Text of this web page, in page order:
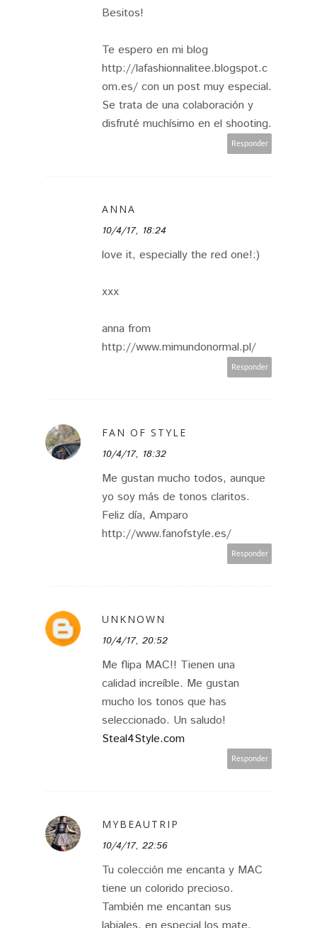
Besitos!
Te espero en mi blog
http://lafashionnalitee.blogspot.c
om.es/ con un post muy especial.
Se trata de una colaboración y
disfruté muchísimo en el shooting.
Responder
ANNA
10/4/17, 18:24
love it, especially the red one!:)
xxx
anna from
http://www.mimundonormal.pl/
Responder
FAN OF STYLE
10/4/17, 18:32
Me gustan mucho todos, aunque
yo soy más de tonos claritos.
Feliz día, Amparo
http://www.fanofstyle.es/
Responder
UNKNOWN
10/4/17, 20:52
Me flipa MAC!! Tienen una
calidad increíble. Me gustan
mucho los tonos que has
seleccionado. Un saludo!
Steal4Style.com
Responder
MYBEAUTRIP
10/4/17, 22:56
Tu colección me encanta y MAC
tiene un colorido precioso.
También me encantan sus